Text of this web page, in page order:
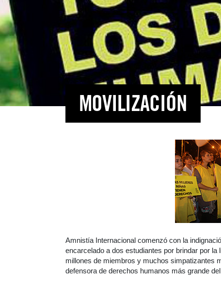
MOVILIZACIÓN
Amnistía Internacional comenzó con la
encarcelado a dos estudiantes por brindar por
millones de miembros y muchos simpatizantes
defensora de derechos humanos más grande